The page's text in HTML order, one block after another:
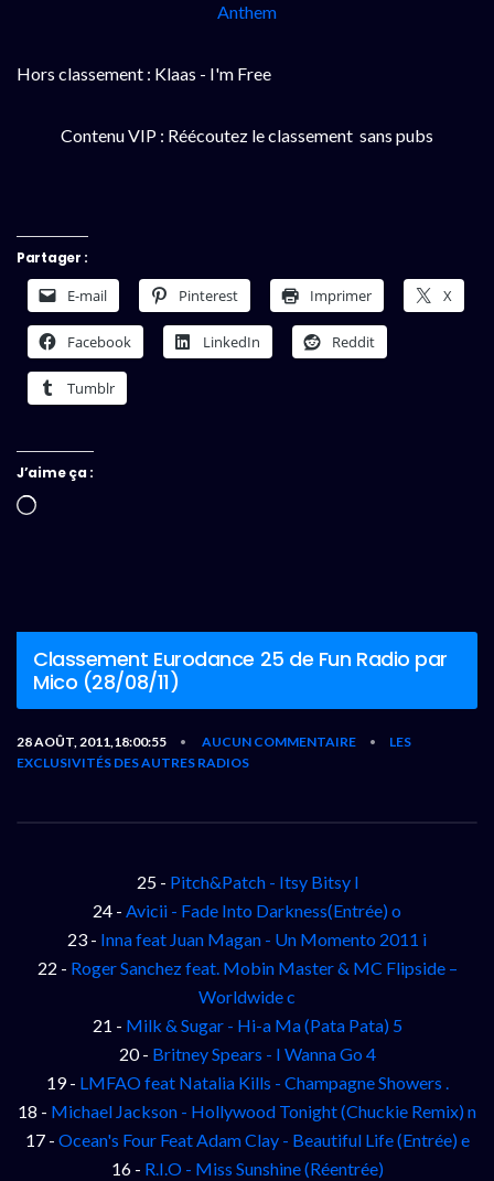
Anthem
Hors classement : Klaas - I'm Free
Contenu VIP : Réécoutez le classement sans pubs
Partager :
E-mail Pinterest Imprimer X
Facebook LinkedIn Reddit
Tumblr
J’aime ça :
Chargement…
Classement Eurodance 25 de Fun Radio par
Mico (28/08/11)
28 AOÛT, 2011,18:00:55 • AUCUN COMMENTAIRE •
LES
EXCLUSIVITÉS DES AUTRES RADIOS
25 - Pitch&Patch - Itsy Bitsy l
24 - Avicii - Fade Into Darkness(Entrée) o
23 - Inna feat Juan Magan - Un Momento 2011 i
22 - Roger Sanchez feat. Mobin Master & MC Flipside –
Worldwide c
21 - Milk & Sugar - Hi-a Ma (Pata Pata) 5
20 - Britney Spears - I Wanna Go 4
19 - LMFAO feat Natalia Kills - Champagne Showers .
18 - Michael Jackson - Hollywood Tonight (Chuckie Remix) n
17 - Ocean's Four Feat Adam Clay - Beautiful Life (Entrée) e
16 - R.I.O - Miss Sunshine (Réentrée)